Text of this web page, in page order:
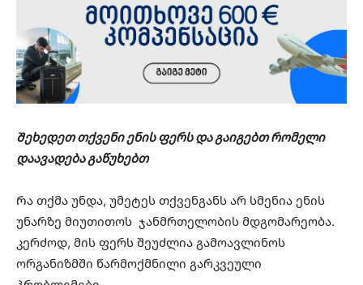
Შეხედეთ თქვენი ენის ფერს და გაიგებთ რომელი
დაავადება გაწუხებთ
Რა თქმა უნდა, უმეტეს თქვენგანს არ სმენია ენის
უნარზე მიუთითოს ჯანმრთელობის მდგომარეობა.
კერძოდ, მის ფერს შეუძლია გამოავლინოს
ორგანიზმში წარმოქმნილი გარკვეული